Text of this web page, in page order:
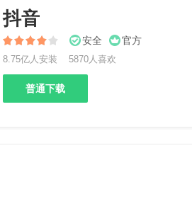
抖音
安全 官方
8.75亿人安装 5870人喜欢
普通下载